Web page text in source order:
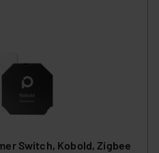
Phoscon Smart Home Dimmer Switch, Kobold, Zigbee